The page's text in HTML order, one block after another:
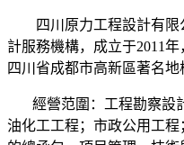
四川原力工程設計有限
計服務機構，成立于2011
四川省成都市高新區著名
經營范圍：工程勘察設
油化工工程；市政公用工